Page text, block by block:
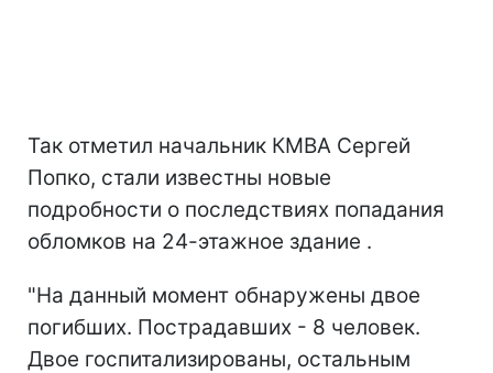
Так отметил начальник КМВА Сергей
Попко, стали известны новые
подробности о последствиях попадания
обломков на 24-этажное здание .
"На данный момент обнаружены двое
погибших. Пострадавших - 8 человек.
Двое госпитализированы, остальным